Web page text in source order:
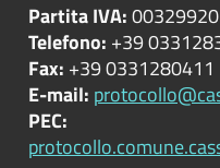
Partita IVA:
Telefono: +39
Fax: +39 0331280411
E-mail:
PEC:
pubbliche
Pianificazione
governo